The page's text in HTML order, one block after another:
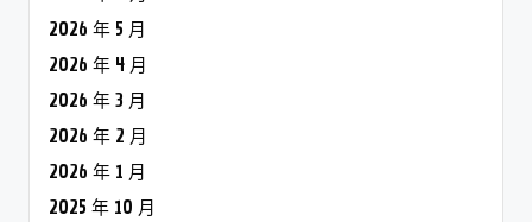
2026 年 5 月
2026 年 4 月
2026 年 3 月
2026 年 2 月
2026 年 1 月
2025 年 10 月